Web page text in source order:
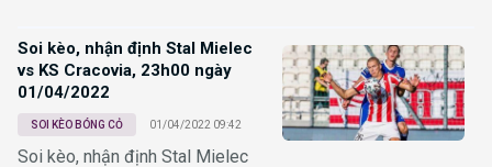
Soi kèo, nhận định Stal Mielec
vs KS Cracovia, 23h00 ngày
01/04/2022
SOI KÈO BÓNG CỎ 01/04/2022 09:42
Soi kèo, nhận định Stal Mielec